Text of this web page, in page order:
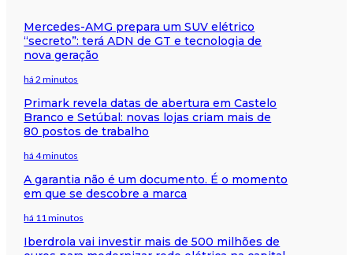
Mercedes-AMG prepara um SUV elétrico
“secreto”: terá ADN de GT e tecnologia de
nova geração
há 2 minutos
Primark revela datas de abertura em Castelo
Branco e Setúbal: novas lojas criam mais de
80 postos de trabalho
há 4 minutos
A garantia não é um documento. É o momento
em que se descobre a marca
há 11 minutos
Iberdrola vai investir mais de 500 milhões de